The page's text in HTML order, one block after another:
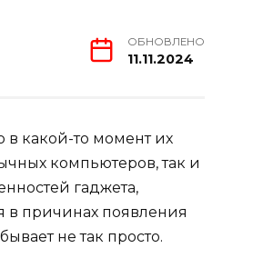
ОБНОВЛЕНО
11.11.2024
в какой-то момент их
компьютеров, так и
гаджета,
в причинах появления
не так просто.